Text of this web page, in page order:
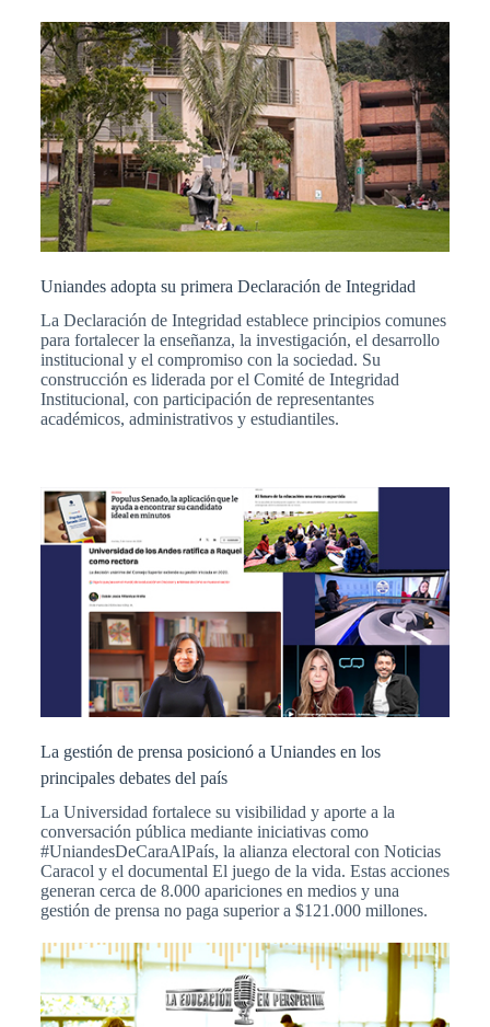
Uniandes adopta su primera Declaración de Integridad
La Declaración de Integridad establece principios comunes
para fortalecer la enseñanza, la investigación, el desarrollo
institucional y el compromiso con la sociedad. Su
construcción es liderada por el Comité de Integridad
Institucional, con participación de representantes
académicos, administrativos y estudiantiles.
La gestión de prensa posicionó a Uniandes en los
principales debates del país
La Universidad fortalece su visibilidad y aporte a la
conversación pública mediante iniciativas como
#UniandesDeCaraAlPaís, la alianza electoral con Noticias
Caracol y el documental El juego de la vida. Estas acciones
generan cerca de 8.000 apariciones en medios y una
gestión de prensa no paga superior a $121.000 millones.